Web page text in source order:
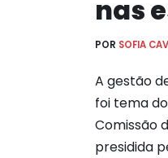
nas
POR SOFIA
A gestão
foi tema
Comissão
presidida